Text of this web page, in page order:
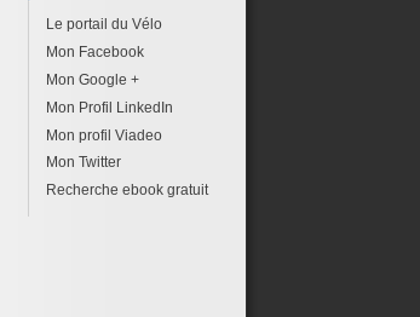
Le portail du Vélo
Mon Facebook
Mon Google +
Mon Profil LinkedIn
Mon profil Viadeo
Mon Twitter
Recherche ebook gratuit